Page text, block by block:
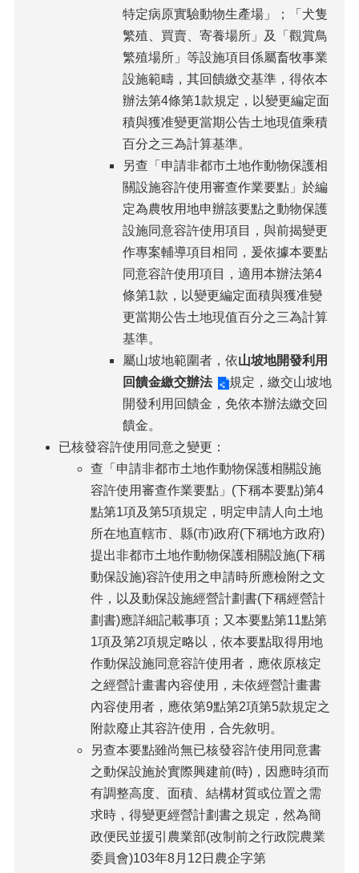
特定病原實驗動物生產場」；「犬隻
繁殖、買賣、寄養場所」及「觀賞鳥
繁殖場所」等設施項目係屬畜牧事業
設施範疇，其回饋繳交基準，得依本
辦法第4條第1款規定，以變更編定面
積與獲准變更當期公告土地現值乘積
百分之三為計算基準。
另查「申請非都市土地作動物保護相
關設施容許使用審查作業要點」於編
定為農牧用地申辦該要點之動物保護
設施同意容許使用項目，與前揭變更
作專案輔導項目相同，爰依據本要點
同意容許使用項目，適用本辦法第4
條第1款，以變更編定面積與獲准變
更當期公告土地現值百分之三為計算
基準。
屬山坡地範圍者，依山坡地開發利用
回饋金繳交辦法
規定，繳交山坡地
開發利用回饋金，免依本辦法繳交回
饋金。
已核發容許使用同意之變更：
查「申請非都市土地作動物保護相關設施
容許使用審查作業要點」(下稱本要點)第4
點第1項及第5項規定，明定申請人向土地
所在地直轄市、縣(市)政府(下稱地方政府)
提出非都市土地作動物保護相關設施(下稱
動保設施)容許使用之申請時所應檢附之文
件，以及動保設施經營計劃書(下稱經營計
劃書)應詳細記載事項；又本要點第11點第
1項及第2項規定略以，依本要點取得用地
作動保設施同意容許使用者，應依原核定
之經營計畫書內容使用，未依經營計畫書
內容使用者，應依第9點第2項第5款規定之
附款廢止其容許使用，合先敘明。
另查本要點雖尚無已核發容許使用同意書
之動保設施於實際興建前(時)，因應時須而
有調整高度、面積、結構材質或位置之需
求時，得變更經營計劃書之規定，然為簡
政便民並援引農業部(改制前之行政院農業
委員會)103年8月12日農企字第